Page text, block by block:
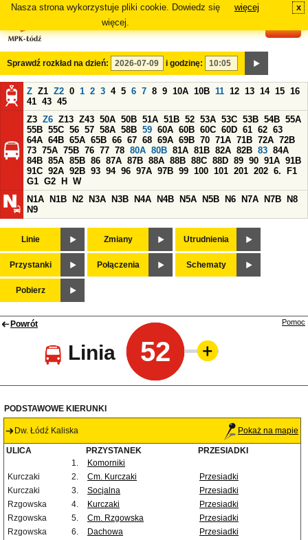
Nasza strona wykorzystuje pliki cookie. Dowiedz się
więcej.
więcej x
Sprawdź rozkład na dzień: i godzinę:
Z Z1 Z2 0 1 2 3 4 5 6 7 8 9 10A 10B 11 12 13 14 15 16
41 43 45
Z3 Z6 Z13 Z43 50A 50B 51A 51B 52 53A 53C 53B 54B 55A
55B 55C 56 57 58A 58B 59 60A 60B 60C 60D 61 62 63
64A 64B 65A 65B 66 67 68 69A 69B 70 71A 71B 72A 72B
73 75A 75B 76 77 78 80A 80B 81A 81B 82A 82B 83 84A
84B 85A 85B 86 87A 87B 88A 88B 88C 88D 89 90 91A 91B
91C 92A 92B 93 94 96 97A 97B 99 100 101 201 202 6.
F1
G1 G2 H
W
N1A
N1B N2 N3A N3B N4A N4B N5A N5B N6 N7A N7B
N8
N9
Linie Zmiany Utrudnienia
Przystanki Połączenia Schematy
Pobierz
Powrót
Linia 52
Pomoc
PODSTAWOWE KIERUNKI
Dw. Łódź Kaliska Pokaż na mapie
ULICA PRZYSTANEK
PRZESIADKI
1.
Komorniki
Kurczaki
2. Cm. Kurczaki
Przesiadki
Kurczaki
3. Socjalna
Przesiadki
Rzgowska
4. Kurczaki
Przesiadki
Rzgowska
5. Cm. Rzgowska
Przesiadki
Rzgowska
6. Dachowa
Przesiadki